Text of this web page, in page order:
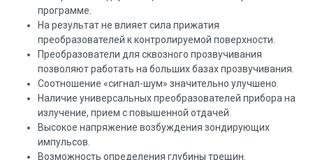
программе.
На результат не влияет сила прижатия
преобразователей к контролируемой поверхности.
Преобразователи для сквозного прозвучивания
позволяют работать на больших базах прозвучивания.
Соотношение «сигнал-шум» значительно улучшено.
Наличие универсальных преобразователей прибора на
излучение, прием с повышенной отдачей.
Высокое напряжение возбуждения зондирующих
импульсов.
Возможность определения глубины трещин.